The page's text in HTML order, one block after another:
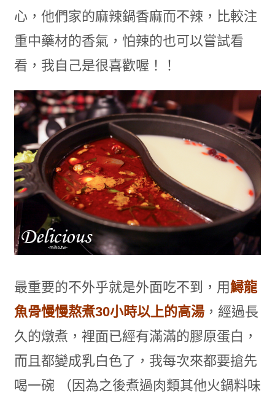
心，他們家的麻辣鍋香麻而不辣，比較注
重中藥材的香氣，怕辣的也可以嘗試看
看，我自己是很喜歡喔！！
最重要的不外乎就是外面吃不到，用鱘龍
魚骨慢慢熬煮30小時以上的高湯，經過長
久的燉煮，裡面已經有滿滿的膠原蛋白，
而且都變成乳白色了，我每次來都要搶先
喝一碗 （因為之後煮過肉類其他火鍋料味